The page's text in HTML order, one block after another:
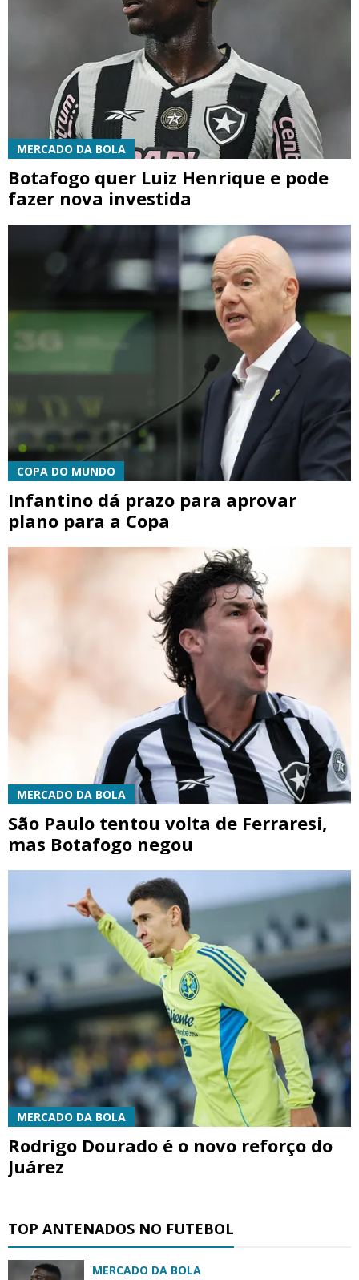
MERCADO DA BOLA
Botafogo quer Luiz Henrique e pode
fazer nova investida
COPA DO MUNDO
Infantino dá prazo para aprovar
plano para a Copa
MERCADO DA BOLA
São Paulo tentou volta de Ferraresi,
mas Botafogo negou
MERCADO DA BOLA
Rodrigo Dourado é o novo reforço do
Juárez
TOP ANTENADOS NO FUTEBOL
MERCADO DA BOLA